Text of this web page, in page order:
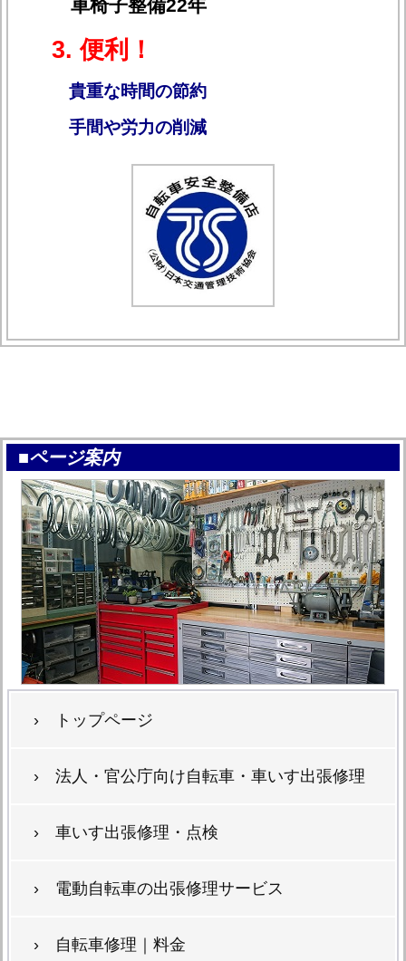
車椅子整備22年
3. 便利！
貴重な時間の節約
手間や労力の削減
■ページ案内
› トップページ
› 法人・官公庁向け自転車・車いす出張修理
› 車いす出張修理・点検
› 電動自転車の出張修理サービス
› 自転車修理｜料金